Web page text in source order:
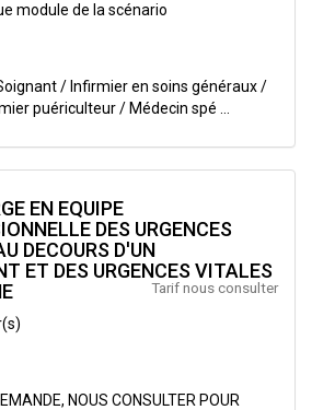
module de la scénario
/ Infirmier en soins généraux /
puériculteur / Médecin spé ...
EN EQUIPE
DES URGENCES
DECOURS D'UN
ET DES URGENCES VITALES
Tarif nous consulter
NOUS CONSULTER POUR